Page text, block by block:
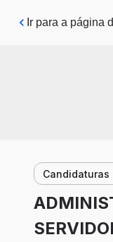
Pular para o
Ir para a página
Candidaturas